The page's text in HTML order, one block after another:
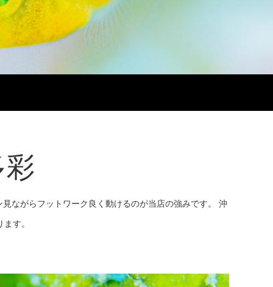
ながらフットワーク良く動けるのが当店の強みです。 沖
す。